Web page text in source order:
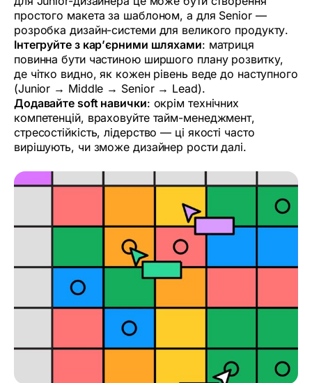
простого макета за шаблоном, а для Senior —
розробка дизайн-системи для великого продукту.
Інтегруйте з кар’єрними шляхами: матриця
повинна бути частиною ширшого плану розвитку,
де чітко видно, як кожен рівень веде до наступного
(Junior → Middle → Senior → Lead).
Додавайте soft навички: окрім технічних
компетенцій, враховуйте тайм-менеджмент,
стресостійкість, лідерство — ці якості часто
вирішують, чи зможе дизайнер рости далі.